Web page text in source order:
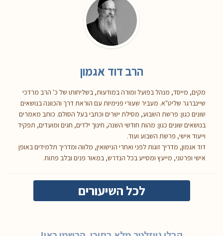
הרב דוד אגמון
מקים, מייסד, מנהל בפועל ומורה במודעות, בשליחותו של כ' הרב מרדכי
שיינברגר שליט"א. מעביר שעורי פנימיות עם הוראת דרך והכוונה בנושאים
שונים כגון: פרשת השבוע, מסילת ישרים וכתבי בעל הסולם. כותב מאמרים
בנושאים שונים כגון: מהות חודשי השנה, חינוך ילדים, חגים ומועדים, תפקיד
וייעוד אישי, פרשת השבוע ועוד.
דוד אגמון, מדריך זוגות לפני ואחרי הנישואין, מלווה ומדריך תלמידים באופן
אישי ופרטני, מייעץ ומסייע בכל הנדרש, במאור פנים ובלב פתוח.
לכל השיעורים